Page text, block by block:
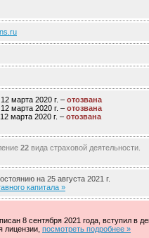
марта 2020 г. – отозвана
марта 2020 г. – отозвана
марта 2020 г. – отозвана
22 вида страховой деятельности.
на 25 августа 2021 г.
капитала »
8 сентября 2021 года, вступил в
лицензии, посмотреть подробнее »